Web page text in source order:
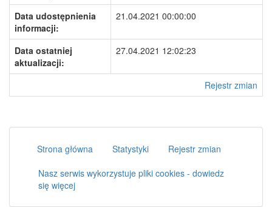
Data udostępnienia
informacji:
21.04.2021 00:00:00
Data ostatniej
aktualizacji:
27.04.2021 12:02:23
Rejestr zmian
Strona główna Statystyki
Rejestr zmian
Nasz serwis wykorzystuje pliki cookies - dowiedz
się więcej